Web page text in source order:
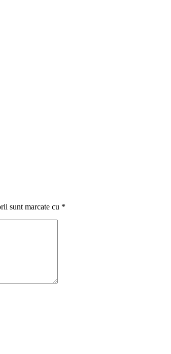
sunt marcate cu *